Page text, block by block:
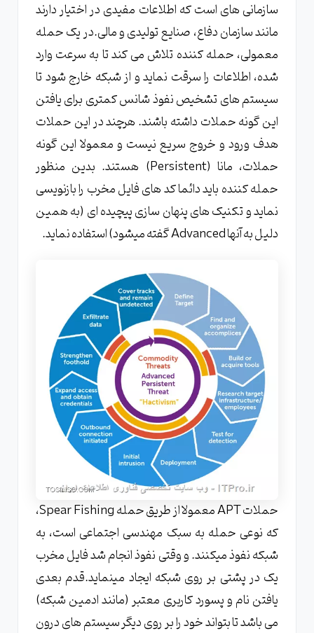
سازمانی های است که اطلاعات مفیدی در اختیار دارند
مانند سازمان دفاع، صنایع تولیدی و مالی.در یک حمله
معمولی، حمله کننده تلاش می کند تا به سرعت وارد
شده، اطلاعات را سرقت نماید و از شبکه خارج شود تا
سیستم های تشخیص نفوذ شانس کمتری برای یافتن
این گونه حملات داشته باشند. هرچند در این حملات
هدف ورود و خروج سریع نیست و معمولا این گونه
حملات، مانا (Persistent) هستند. بدین منظور
حمله کننده باید دائما کد های فایل مخرب را بازنویسی
نماید و تکنیک های پنهان سازی پیچیده ای (به همین
دلیل به آنها Advanced گفته میشود) استفاده نماید.
حملات APT معمولا از طریق حمله Spear Fishing،
که نوعی حمله به سبک مهندسی اجتماعی است، به
شبکه نفوذ میکنند. و وقتی نفوذ انجام شد فایل مخرب
یک در پشتی بر روی شبکه ایجاد مینماید.قدم بعدی
یافتن نام و پسورد کاربری معتبر (مانند ادمین شبکه)
می باشد تا بتواند خود را بر روی دیگر سیستم های درون